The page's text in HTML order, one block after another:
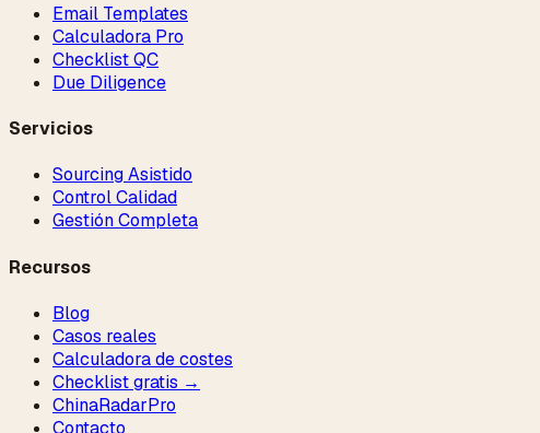
Email Templates
Calculadora Pro
Checklist QC
Due Diligence
Servicios
Sourcing Asistido
Control Calidad
Gestión Completa
Recursos
Blog
Casos reales
Calculadora de costes
Checklist gratis →
ChinaRadarPro
Contacto